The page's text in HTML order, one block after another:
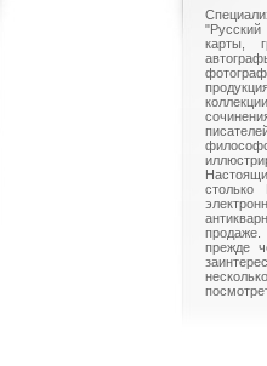
"Русский
карты,
столько
прежде